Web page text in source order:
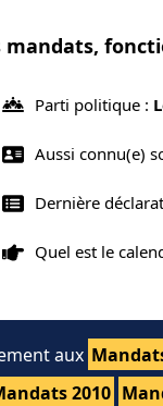
Parti politique :
Aussi connu(e)
Dernière
Quel est le
aux
2010